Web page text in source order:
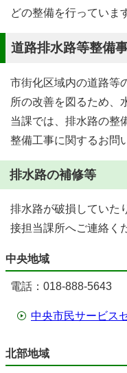
どの整備を行っていま
道路排水路等整備
市街化区域内の道路等
所の改善を図るため、
当課では、排水路の整
整備工事に関するお問
排水路の補修等
排水路が破損していた
接担当課所へご連絡く
中央地域
電話：018-888-5643
中央市民サービス
北部地域